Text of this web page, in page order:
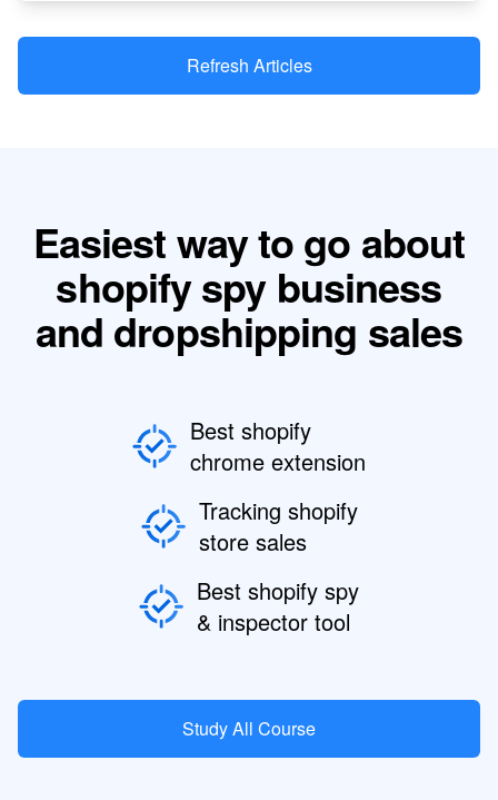
Refresh Articles
Easiest way to go about
shopify spy business
and dropshipping sales
Best shopify
chrome extension
Tracking shopify
store sales
Best shopify spy
& inspector tool
Study All Course